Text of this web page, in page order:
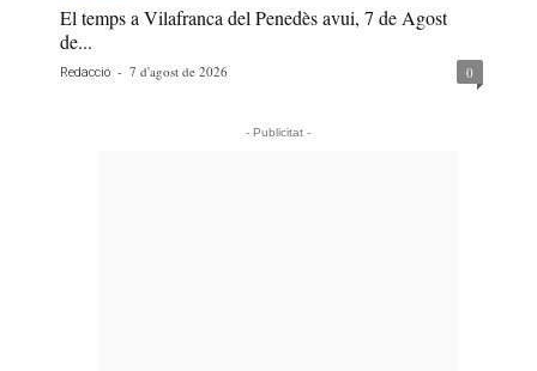
El temps a Vilafranca del Penedès avui, 7 de Agost
de...
Redacció - 7 d'agost de 2026 0
- Publicitat -